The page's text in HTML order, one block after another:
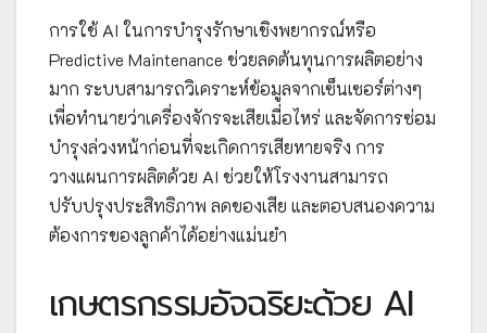
การใช้ AI ในการบำรุงรักษาเชิงพยากรณ์หรือ
Predictive Maintenance ช่วยลดต้นทุนการผลิตอย่าง
มาก ระบบสามารถวิเคราะห์ข้อมูลจากเซ็นเซอร์ต่างๆ
เพื่อทำนายว่าเครื่องจักรจะเสียเมื่อไหร่ และจัดการซ่อม
บำรุงล่วงหน้าก่อนที่จะเกิดการเสียหายจริง การ
วางแผนการผลิตด้วย AI ช่วยให้โรงงานสามารถ
ปรับปรุงประสิทธิภาพ ลดของเสีย และตอบสนองความ
ต้องการของลูกค้าได้อย่างแม่นยำ
เกษตรกรรมอัจฉริยะด้วย AI